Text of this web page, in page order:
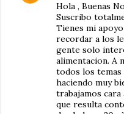
Hola , Buenas
Suscribo
Tienes mi
recordar a los
gente solo
alimentacion. A
todos los temas
haciendo muy
trabajamos
que resulta